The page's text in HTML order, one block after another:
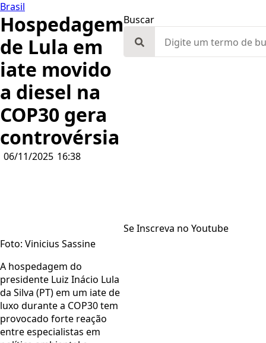
Brasil
Hospedagem
de Lula em
iate movido
a diesel na
COP30 gera
controvérsia
06/11/2025 16:38
Foto: Vinicius Sassine
A hospedagem do
presidente Luiz Inácio Lula
da Silva (PT) em um iate de
luxo durante a COP30 tem
provocado forte reação
entre especialistas em
Buscar
for:
Se Inscreva no Youtube